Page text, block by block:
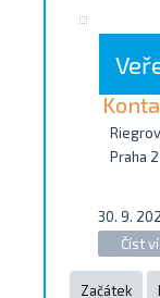
Praha 2
30. 9.
Číst
Začátek